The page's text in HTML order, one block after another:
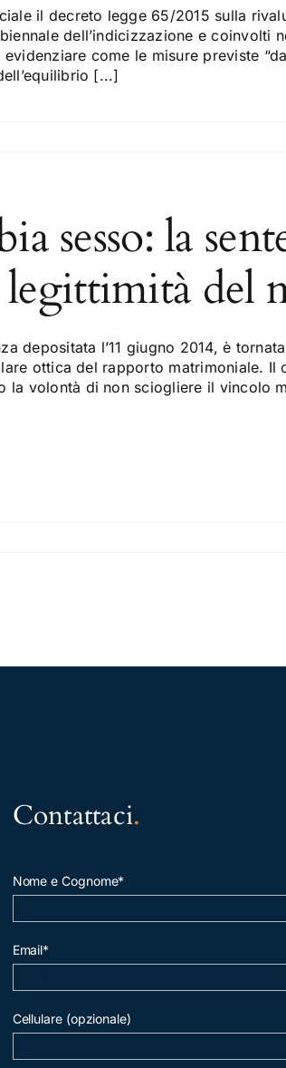
il decreto legge 65/2015 sulla
dell’indicizzazione e coinvolti
come le misure previste
[...]
sesso: la
legittimità del
depositata l’11 giugno 2014, è
ottica del rapporto matrimoniale. Il
la volontà di non sciogliere il vincolo
Contattaci.
Nome e Cognome*
Email*
Cellulare (opzionale)